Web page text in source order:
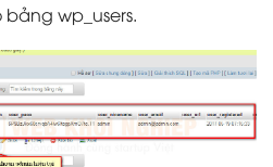
wp_users.